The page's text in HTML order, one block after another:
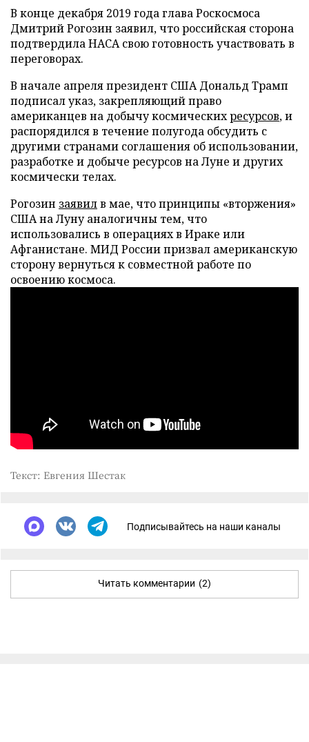
В конце декабря 2019 года глава Роскосмоса
Дмитрий Рогозин заявил, что российская сторона
подтвердила НАСА свою готовность участвовать в
переговорах.
В начале апреля президент США Дональд Трамп
подписал указ, закрепляющий право
американцев на добычу космическихресурсов, и
распорядился в течение полугода обсудить с
другими странами соглашения об использовании,
разработке и добыче ресурсов на Луне и других
космически телах.
Рогозин заявилв мае, что принципы «вторжения»
США на Луну аналогичны тем, что
использовались в операциях в Ираке или
Афганистане. МИД России призвал американскую
сторону вернуться к совместной работе по
освоению космоса.
Текст: Евгения Шестак
Подписывайтесь на наши каналы
Читать комментарии (2)